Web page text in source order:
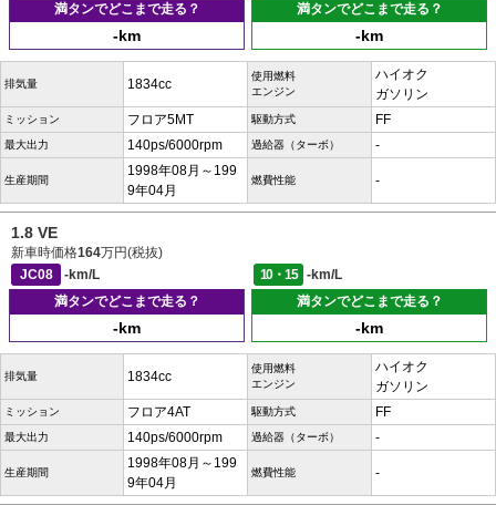
満タンでどこまで走る？
-km
満タンでどこまで走る？
-km
排気量 1834cc
使用燃料
エンジン
ハイオク
ガソリン
ミッション フロア5MT 駆動方式 FF
最大出力 140ps/6000rpm 過給器（ターボ） -
生産期間
1998年08月～199
9年04月
燃費性能 -
1.8 VE
新車時価格164万円(税抜)
JC08
-km/L 10・15
-km/L
満タンでどこまで走る？
-km
満タンでどこまで走る？
-km
排気量 1834cc
使用燃料
エンジン
ハイオク
ガソリン
ミッション フロア4AT 駆動方式 FF
最大出力 140ps/6000rpm 過給器（ターボ） -
生産期間
1998年08月～199
9年04月
燃費性能 -